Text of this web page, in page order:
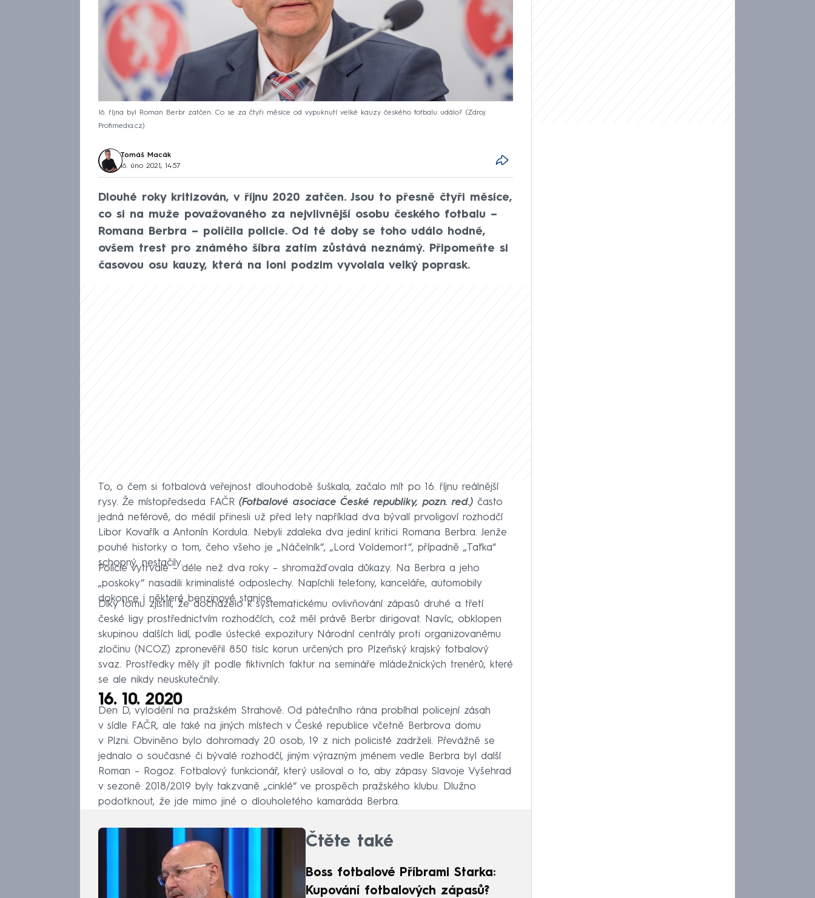
16. října byl Roman Berbr zatčen. Co se za čtyři měsíce od vypuknutí velké kauzy českého fotbalu událo?
Zdroj:
Profimedia.cz
Tomáš Macák
16. úno 2021, 14:57
Dlouhé roky kritizován, v říjnu 2020 zatčen. Jsou to přesně čtyři měsíce,
co si na muže považovaného za nejvlivnější osobu českého fotbalu –
Romana Berbra – políčila policie. Od té doby se toho událo hodně,
ovšem trest pro známého šíbra zatím zůstává neznámý. Připomeňte si
časovou osu kauzy, která na loni podzim vyvolala velký poprask.
To, o čem si fotbalová veřejnost dlouhodobě šuškala, začalo mít po 16. říjnu reálnější
rysy. Že místopředseda FAČR (Fotbalové asociace České republiky, pozn. red.) často
jedná neférově, do médií přinesli už před lety například dva bývalí prvoligoví rozhodčí
Libor Kovařík a Antonín Kordula. Nebyli zdaleka dva jediní kritici Romana Berbra. Jenže
pouhé historky o tom, čeho všeho je „Náčelník“, „Lord Voldemort“, případně „Taťka“
schopný, nestačily.
Policie vytrvale – déle než dva roky – shromažďovala důkazy. Na Berbra a jeho
„poskoky“ nasadili kriminalisté odposlechy. Napíchli telefony, kanceláře, automobily
dokonce i některé benzinové stanice.
Díky tomu zjistili, že docházelo k systematickému ovlivňování zápasů druhé a třetí
české ligy prostřednictvím rozhodčích, což měl právě Berbr dirigovat. Navíc, obklopen
skupinou dalších lidí, podle ústecké expozitury Národní centrály proti organizovanému
zločinu (NCOZ) zpronevěřil 850 tisíc korun určených pro Plzeňský krajský fotbalový
svaz. Prostředky měly jít podle fiktivních faktur na semináře mládežnických trenérů, které
se ale nikdy neuskutečnily.
16. 10. 2020
Den D, vylodění na pražském Strahově. Od pátečního rána probíhal policejní zásah
v sídle FAČR, ale také na jiných místech v České republice včetně Berbrova domu
v Plzni. Obviněno bylo dohromady 20 osob, 19 z nich policisté zadrželi. Převážně se
jednalo o současné či bývalé rozhodčí, jiným výrazným jménem vedle Berbra byl další
Roman – Rogoz. Fotbalový funkcionář, který usiloval o to, aby zápasy Slavoje Vyšehrad
v sezoně 2018/2019 byly takzvaně „cinklé“ ve prospěch pražského klubu. Dlužno
podotknout, že jde mimo jiné o dlouholetého kamaráda Berbra.
Čtěte také
Boss fotbalové Příbrami Starka:
Kupování fotbalových zápasů?